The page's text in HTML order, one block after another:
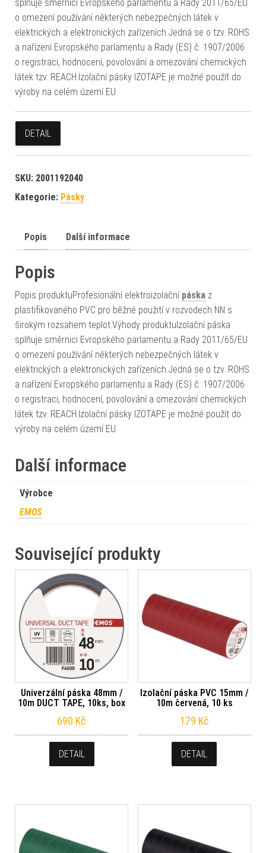
splňuje směrnici Evropského parlamentu a Rady 2011/65/EU
o omezení používání některých nebezpečných látek v
elektrických a elektronických zařízeních.Jedná se o tzv. ROHS
a nařízení Evropského parlamentu a Rady (ES) č. 1907/2006
o registraci, hodnocení, povolování a omezování chemických
látek tzv. REACH.Izolační pásky IZOTAPE je možné použít do
výroby na celém území EU.
DETAIL
SKU: 2001192040
Kategorie: Pásky
Popis Další informace
Popis
Popis produktuProfesionální elektroizolační páska z
plastifikovaného PVC pro běžné použití v rozvodech NN s
širokým rozsahem teplot.Výhody produktuIzolační páska
splňuje směrnici Evropského parlamentu a Rady 2011/65/EU
o omezení používání některých nebezpečných látek v
elektrických a elektronických zařízeních.Jedná se o tzv. ROHS
a nařízení Evropského parlamentu a Rady (ES) č. 1907/2006
o registraci, hodnocení, povolování a omezování chemických
látek tzv. REACH.Izolační pásky IZOTAPE je možné použít do
výroby na celém území EU.
Další informace
Výrobce
EMOS
Související produkty
Univerzální páska 48mm /
10m DUCT TAPE, 10ks, box
690 Kč
DETAIL
Izolační páska PVC 15mm /
10m červená, 10 ks
179 Kč
DETAIL